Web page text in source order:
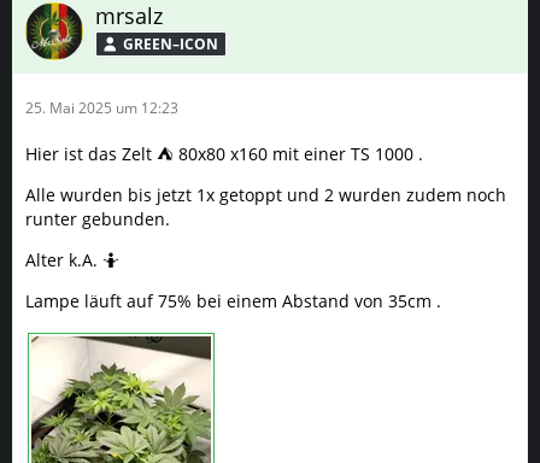
mrsalz
GREEN–ICON
25. Mai 2025 um 12:23
Hier ist das Zelt ⛺ 80x80 x160 mit einer TS 1000 .
Alle wurden bis jetzt 1x getoppt und 2 wurden zudem noch
runter gebunden.
Alter k.A. 🤷
Lampe läuft auf 75% bei einem Abstand von 35cm .